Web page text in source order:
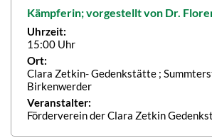
Kämpferin; vorgestellt von Dr.
Uhrzeit:
15:00 Uhr
Ort:
Clara Zetkin- Gedenkstätte ;
Birkenwerder
Veranstalter:
Förderverein der Clara Zetkin